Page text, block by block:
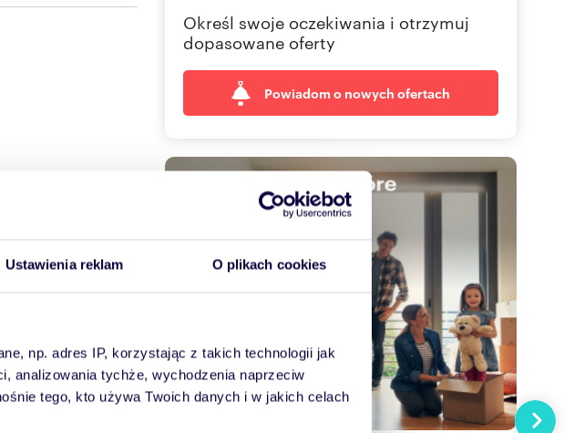
Ustawienia reklam O plikach cookies
np. adres IP, korzystając z takich technologii jak
analizowania tychże, wychodzenia naprzeciw
tego, kto używa Twoich danych i w jakich celach
Otomińskim, w
z wygód miasta –
Określ swoje oczekiwania i otrzymuj
dopasowane oferty
Powiadom o nowych ofertach